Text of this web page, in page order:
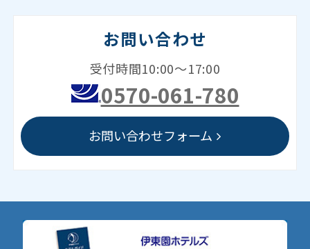
お問い合わせ
受付時間10:00～17:00
0570-061-780
お問い合わせフォーム